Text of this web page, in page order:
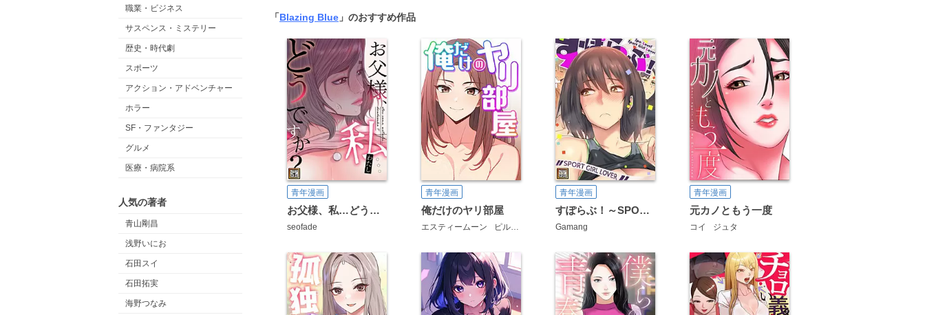
職業・ビジネス
サスペンス・ミステリー
歴史・時代劇
スポーツ
アクション・アドベンチャー
ホラー
SF・ファンタジー
グルメ
医療・病院系
人気の著者
青山剛昌
浅野いにお
石田スイ
石田拓実
海野つなみ
「Blazing Blue 」のおすすめ作品
青年漫画
お父様、私…どうですか？【タテヨミ】
seofade
青年漫画
俺だけのヤリ部屋
エスティームーン ピルバグ
青年漫画
すぽらぶ！～SPORT GIRL LOVER【タテヨミ】
Gamang
青年漫画
元カノともう一度
コイ ジュタ